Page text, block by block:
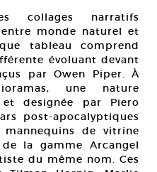
collages narratifs
monde naturel et
tableau comprend
évoluant devant
par Owen Piper. À
une nature
et designée par Piero
post-apocalyptiques
de vitrine
la gamme Arcangel
du même nom. Ces